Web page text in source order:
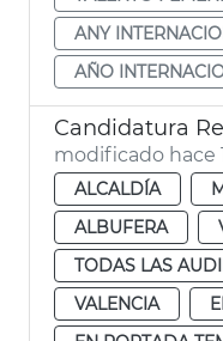
ANY
AÑO
modificado hace
ALCALDÍA
ALBUFERA
TODAS LAS
VALENCIA